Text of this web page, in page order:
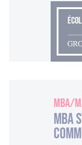
MBA/